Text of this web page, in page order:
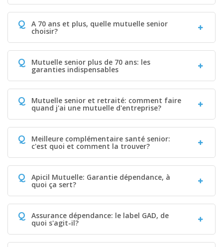
Q A 70 ans et plus, quelle mutuelle senior
choisir?
Q Mutuelle senior plus de 70 ans: les
garanties indispensables
Q Mutuelle senior et retraité: comment faire
quand j'ai une mutuelle d'entreprise?
Q Meilleure complémentaire santé senior:
c'est quoi et comment la trouver?
Q Apicil Mutuelle: Garantie dépendance, à
quoi ça sert?
Q Assurance dépendance: le label GAD, de
quoi s'agit-il?